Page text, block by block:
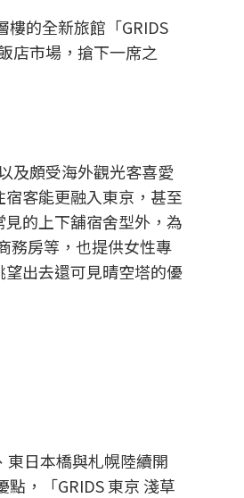
的全新旅館「GRIDS
店市場，搶下一席之
及頗受海外觀光客喜愛
客能更融入東京，甚至
的上下舖宿舍型外，為
務房等，也提供女性專
出去還可見晴空塔的優
東日本橋與札幌陸續開
，「GRIDS 東京 淺草